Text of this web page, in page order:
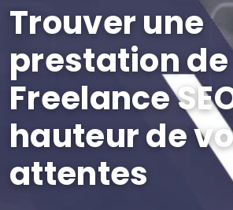
Trouver une
prestation de
Freelance
hauteur de
attentes